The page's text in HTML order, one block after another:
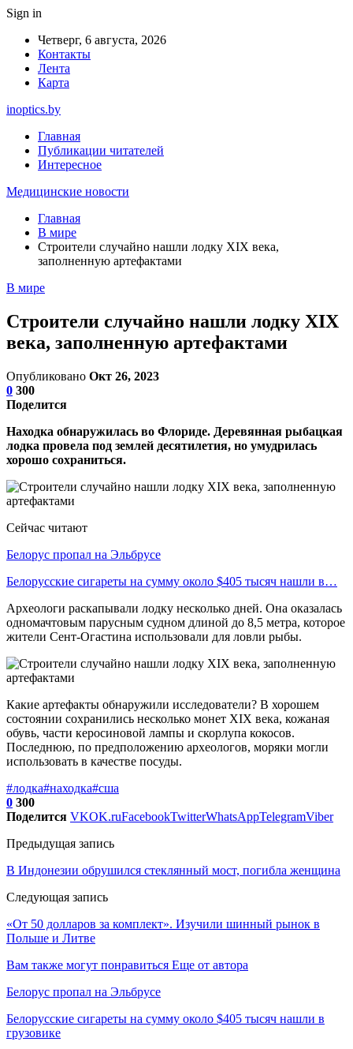
Sign in
Четверг, 6 августа, 2026
Контакты
Лента
Карта
inoptics.by
Главная
Публикации читателей
Интересное
Медицинские новости
Главная
В мире
Строители случайно нашли лодку XIX века,
заполненную артефактами
В мире
Строители случайно нашли лодку XIX
века, заполненную артефактами
Опубликовано Окт 26, 2023
0 300
Поделится
Находка обнаружилась во Флориде. Деревянная рыбацкая
лодка провела под землей десятилетия, но умудрилась
хорошо сохраниться.
Сейчас читают
Белорус пропал на Эльбрусе
Белорусские сигареты на сумму около $405 тысяч нашли в…
Археологи раскапывали лодку несколько дней. Она оказалась
одномачтовым парусным судном длиной до 8,5 метра, которое
жители Сент-Огастина использовали для ловли рыбы.
Какие артефакты обнаружили исследователи? В хорошем
состоянии сохранились несколько монет XIX века, кожаная
обувь, части керосиновой лампы и скорлупа кокосов.
Последнюю, по предположению археологов, моряки могли
использовать в качестве посуды.
#лодка#находка#сша
0 300
Поделится VKOK.ruFacebookTwitterWhatsAppTelegramViber
Предыдущая запись
В Индонезии обрушился стеклянный мост, погибла женщина
Следующая запись
«От 50 долларов за комплект». Изучили шинный рынок в
Польше и Литве
Вам также могут понравиться Еще от автора
Белорус пропал на Эльбрусе
Белорусские сигареты на сумму около $405 тысяч нашли в
грузовике